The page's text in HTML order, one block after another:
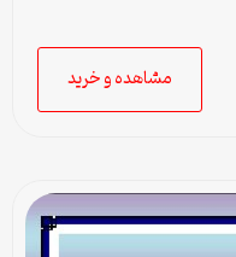
مشاهده و خرید